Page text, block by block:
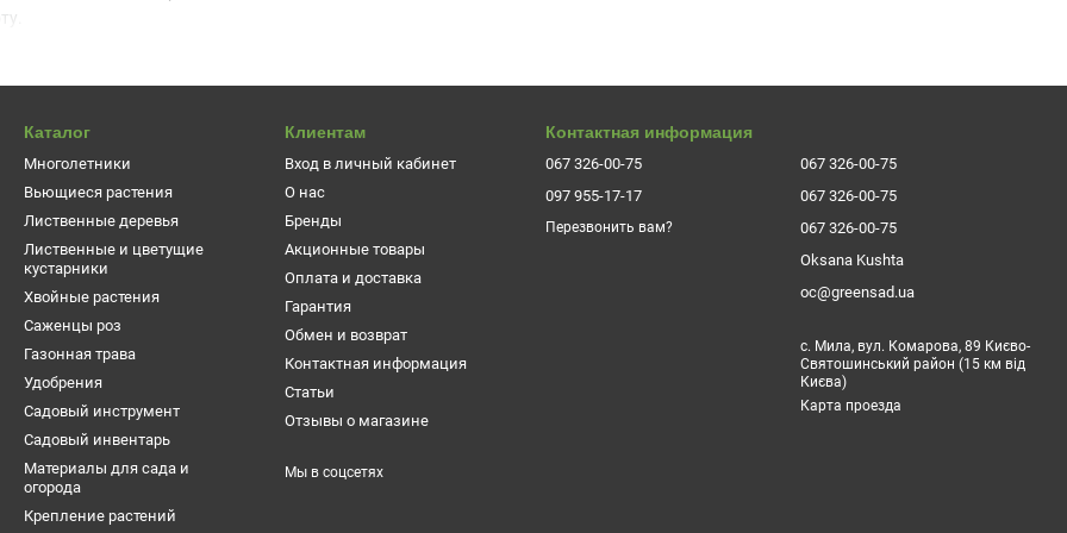
водой, приступаем к подготовке посадочной ямы. Ее размер должен становить около 30-50 см. Если Вы сажаете больше одного
что расстояние между ними следует быть 30-50 см. После чего добавьте немного удобрения, расположите внутри корень саженца
как утрамбуете грунт, сделайте из земли небольшие бортики, чтобы при следующем обильном поливе вода не растекалась, а
посажены, необходимо окучить их, для защиты нижних почек от холода, ветра и других неблагоприятных погодных условий.
Очень декоративен, поэтому прекрасно подходит для срезки и озеленения.
посадки:лучше всего сажать весной (начало мая) или осенью.
Каталог
Многолетники
Вьющиеся растения
Лиственные деревья
Лиственные и цветущие
кустарники
Хвойные растения
Саженцы роз
Газонная трава
Удобрения
Садовый инструмент
Садовый инвентарь
Материалы для сада и
огорода
Крепление растений
Клиентам
Вход в личный кабинет
О нас
Бренды
Акционные товары
Оплата и доставка
Гарантия
Обмен и возврат
Контактная информация
Статьи
Отзывы о магазине
Мы в соцсетях
Контактная информация
067 326-00-75
097 955-17-17
Перезвонить вам?
067 326-00-75
067 326-00-75
067 326-00-75
Oksana Kushta
oc@greensad.ua
с. Мила, вул. Комарова, 89 Києво-
Святошинський район (15 км від
Києва)
Карта проезда